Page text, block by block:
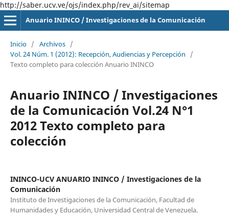
http://saber.ucv.ve/ojs/index.php/rev_ai/sitemap
Anuario ININCO / Investigaciones de la Comunicación
Inicio / Archivos /
Vol. 24 Núm. 1 (2012): Recepción, Audiencias y Percepción
/
Texto completo para colección Anuario ININCO
Anuario ININCO / Investigaciones
de la Comunicación Vol.24 N°1
2012 Texto completo para
colección
ININCO-UCV ANUARIO ININCO / Investigaciones de la
Comunicación
Instituto de Investigaciones de la Comunicación, Facultad de
Humanidades y Educación, Universidad Central de Venezuela.